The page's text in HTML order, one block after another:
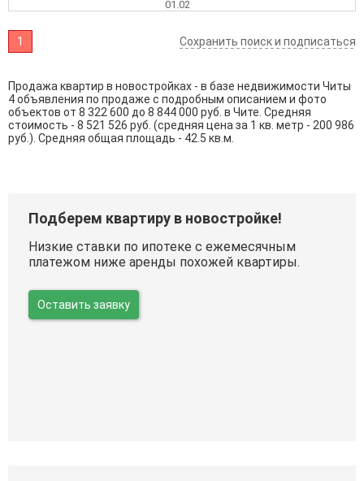
01.02
1 Сохранить поиск и подписаться
Продажа квартир в новостройках - в базе недвижимости Читы
4 объявления по продаже с подробным описанием и фото
объектов от 8 322 600 до 8 844 000 руб. в Чите. Средняя
стоимость - 8 521 526 руб. (средняя цена за 1 кв. метр - 200 986
руб.). Средняя общая площадь - 42.5 кв.м.
Подберем квартиру в новостройке!
Низкие ставки по ипотеке с ежемесячным
платежом ниже аренды похожей квартиры.
Оставить заявку